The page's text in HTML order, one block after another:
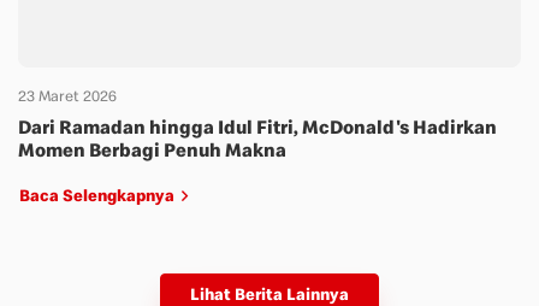
23 Maret 2026
Dari Ramadan hingga Idul Fitri, McDonald's Hadirkan
Momen Berbagi Penuh Makna
Baca Selengkapnya
Lihat Berita Lainnya